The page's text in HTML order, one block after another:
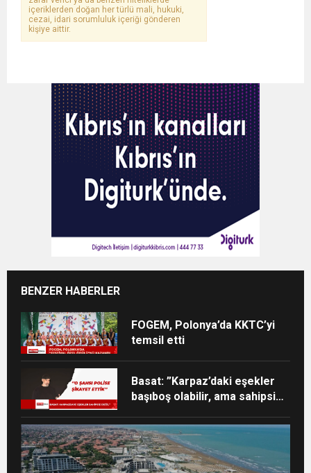
içeriklerden doğan her türlü mali, hukuki,
cezai, idari sorumluluk içeriği gönderen
kişiye aittir.
BENZER HABERLER
FOGEM, Polonya’da KKTC’yi
temsil etti
Basat: ”Karpaz’daki eşekler
başıboş olabilir, ama sahipsiz